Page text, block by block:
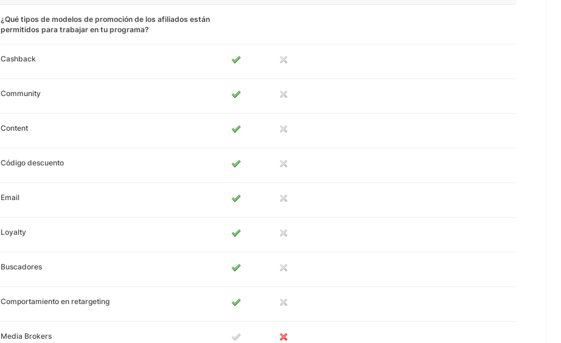
¿Qué tipos de modelos de promoción de los afiliados están
permitidos para trabajar en tu programa?
Cashback
Community
Content
Código descuento
Email
Loyalty
Buscadores
Comportamiento en retargeting
Media Brokers